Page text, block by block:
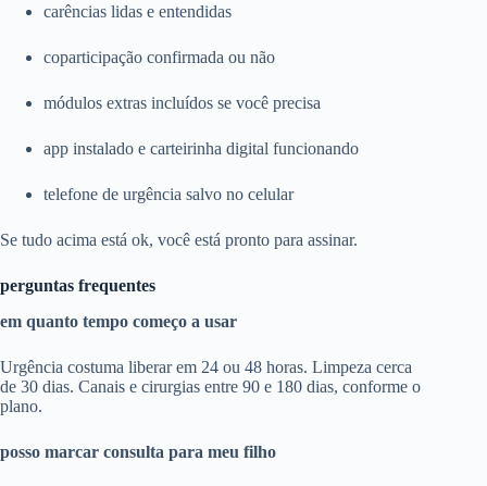
carências lidas e entendidas
coparticipação confirmada ou não
módulos extras incluídos se você precisa
app instalado e carteirinha digital funcionando
telefone de urgência salvo no celular
Se tudo acima está ok, você está pronto para assinar.
perguntas frequentes
em quanto tempo começo a usar
Urgência costuma liberar em 24 ou 48 horas. Limpeza cerca
de 30 dias. Canais e cirurgias entre 90 e 180 dias, conforme o
plano.
posso marcar consulta para meu filho